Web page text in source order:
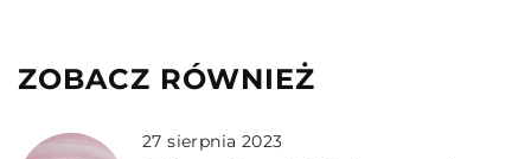
ZOBACZ RÓWNIEŻ
27 sierpnia 2023